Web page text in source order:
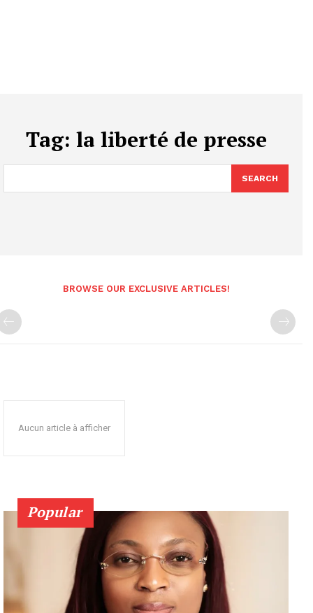
Tag: la liberté de presse
SEARCH
BROWSE OUR EXCLUSIVE ARTICLES!
Aucun article à afficher
Popular